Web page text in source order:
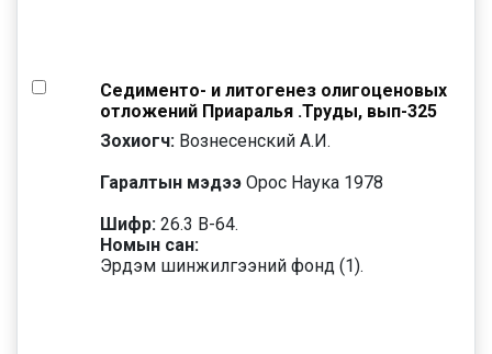
Седименто- и литогенез олигоценовых
отложений Приаралья .Труды, вып-325
Зохиогч: Вознесенский А.И.
Гаралтын мэдээ Орос Наука 1978
Шифр: 26.3 В-64.
Номын сан:
Эрдэм шинжилгээний фонд (1).